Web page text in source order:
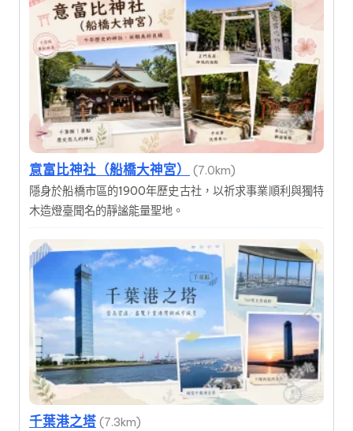
意富比神社（船橋大神宮）
(7.0km)
隱身於船橋市區的1900年歷史古社，以祈求事業順利與獨特
木造燈臺聞名的靜謐能量聖地。
千葉港之塔 (7.3km)